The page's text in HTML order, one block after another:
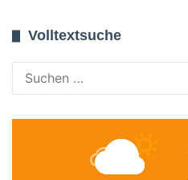
Volltextsuche